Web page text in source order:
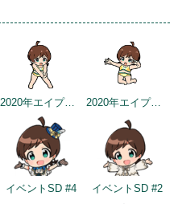
2020年エイプリルフールネタ 2020年エイプリルフールネタ
イベントSD #4 イベントSD #2